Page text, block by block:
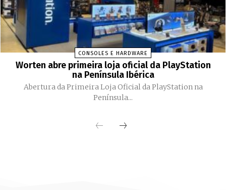
CONSOLES E HARDWARE
Worten abre primeira loja oficial da PlayStation
na Península Ibérica
Abertura da Primeira Loja Oficial da PlayStation na
Península...